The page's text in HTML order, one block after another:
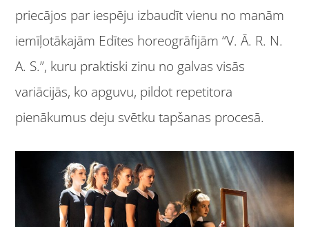
priecājos par iespēju izbaudīt vienu no manām
iemīļotākajām Edītes horeogrāfijām “V. Ā. R. N.
A. S.”, kuru praktiski zinu no galvas visās
variācijās, ko apguvu, pildot repetitora
pienākumus deju svētku tapšanas procesā.